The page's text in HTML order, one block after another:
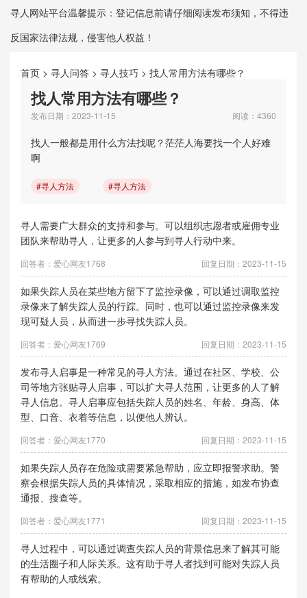
寻人网站平台温馨提示：登记信息前请仔细阅读发布须知，不得违
反国家法律法规，侵害他人权益！
首页 > 寻人问答 > 寻人技巧 > 找人常用方法有哪些？
找人常用方法有哪些？
发布日期：2023-11-15 阅读：4360
找人一般都是用什么方法找呢？茫茫人海要找一个人好难
啊
#寻人方法 #寻人方法
寻人需要广大群众的支持和参与。可以组织志愿者或雇佣专业
团队来帮助寻人，让更多的人参与到寻人行动中来。
回答者：爱心网友1768 回复日期：2023-11-15
如果失踪人员在某些地方留下了监控录像，可以通过调取监控
录像来了解失踪人员的行踪。同时，也可以通过监控录像来发
现可疑人员，从而进一步寻找失踪人员。
回答者：爱心网友1769 回复日期：2023-11-15
发布寻人启事是一种常见的寻人方法。通过在社区、学校、公
司等地方张贴寻人启事，可以扩大寻人范围，让更多的人了解
寻人信息。寻人启事应包括失踪人员的姓名、年龄、身高、体
型、口音、衣着等信息，以便他人辨认。
回答者：爱心网友1770 回复日期：2023-11-15
如果失踪人员存在危险或需要紧急帮助，应立即报警求助。警
察会根据失踪人员的具体情况，采取相应的措施，如发布协查
通报、搜查等。
回答者：爱心网友1771 回复日期：2023-11-15
寻人过程中，可以通过调查失踪人员的背景信息来了解其可能
的生活圈子和人际关系。这有助于寻人者找到可能对失踪人员
有帮助的人或线索。